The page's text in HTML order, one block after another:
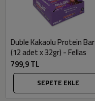
Duble Kakaolu Protein Bar
(12 adet x 32gr) - Fellas
799,9 TL
SEPETE EKLE